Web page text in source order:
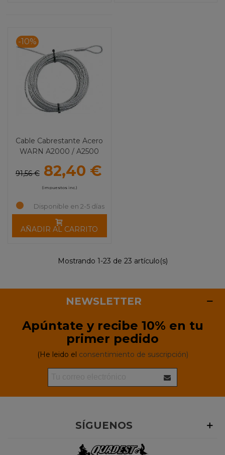
-10%
Cable Cabrestante Acero
WARN A2000 / A2500
91,56 € 82,40 €
(impuestos inc.)
Disponible en 2-5 días
AÑADIR AL CARRITO
Mostrando 1-23 de 23 artículo(s)
NEWSLETTER
Apúntate y recibe 10% en tu
primer pedido
(He leido el consentimiento de suscripción)
SÍGUENOS